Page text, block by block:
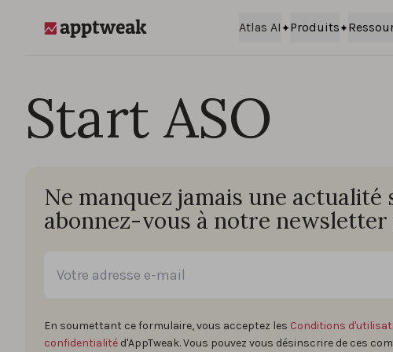
Atlas AI Produits
Start ASO
Ne manquez jamais une actualité
abonnez-vous à notre newsletter
En soumettant ce formulaire, vous acceptez les Conditions
confidentialité d'AppTweak. Vous pouvez vous désinscrire de ces